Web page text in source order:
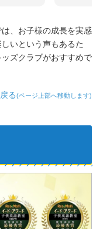
ッスンだ
ダンス
」と歌
れるよ
いるの
、お子様の成長を実感
いという声もあるた
ズクラブがおすすめで
る(ページ上部へ移動します)